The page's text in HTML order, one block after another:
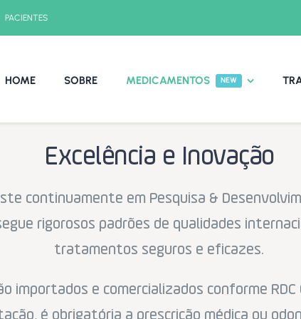
PACIENTES
HOME SOBRE MEDICAMENTOS NEW
Excelência e Inovação
continuamente em Pesquisa &
rigorosos padrões de qualidades
tratamentos seguros e eficazes.
importados e comercializados conforme RDC
é obrigatória a prescrição médica ou